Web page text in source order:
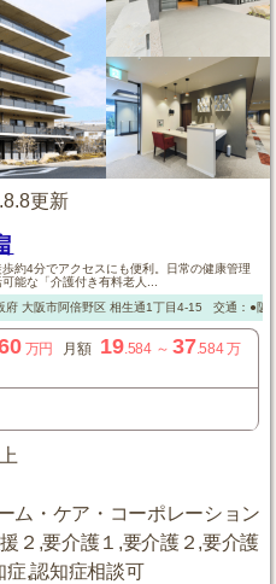
更新
約4分でアクセスにも便利。日常の健康管理
能な「介護付き有料老人...
府 大阪市阿倍野区相生通1丁目4-15 交通：●阪
万円 月額 19.584～37.584万
ム・ケア・コーポレーション
２,要介護１,要介護２,要介護
症,認知症相談可